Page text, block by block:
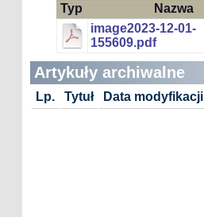
Typ Nazwa
image2023-12-01-
155609.pdf
Artykuły archiwalne
Lp. Tytuł Data modyfikacji